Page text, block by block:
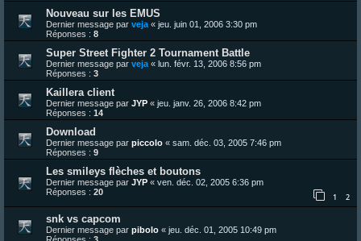
Nouveau sur les EMUS
Dernier message par veja « jeu. juin 01, 2006 3:30 pm
Réponses : 8
Super Street Fighter 2 Tournament Battle
Dernier message par veja « lun. févr. 13, 2006 8:56 pm
Réponses : 3
Kaillera client
Dernier message par JYP « jeu. janv. 26, 2006 8:42 pm
Réponses : 14
Download
Dernier message par piccolo « sam. déc. 03, 2005 7:46 pm
Réponses : 9
Les smileys flèches et boutons
Dernier message par JYP « ven. déc. 02, 2005 6:36 pm
Réponses : 20 1 2
snk vs capcom
Dernier message par pibolo « jeu. déc. 01, 2005 10:49 pm
Réponses : 3